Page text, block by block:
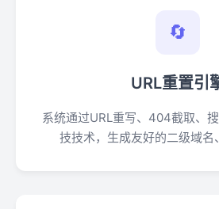
🔄
URL重置引
系统通过URL重写、404截取、
技技术，生成友好的二级域名